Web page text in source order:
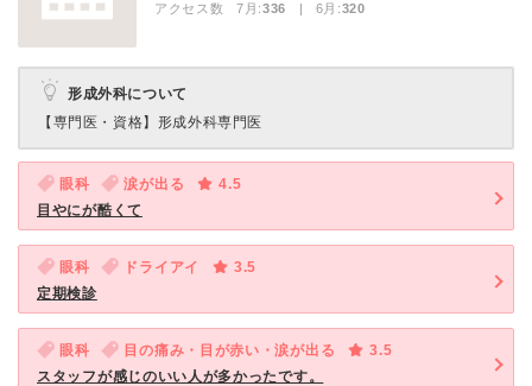
アクセス数 7月:336 | 6月:320
形成外科について
【専門医・資格】 形成外科専門医
眼科 涙が出る
4.5
目やにが酷くて
眼科 ドライアイ
3.5
定期検診
眼科 目の痛み・目が赤い・涙が出る
3.5
スタッフが感じのいい人が多かったです。